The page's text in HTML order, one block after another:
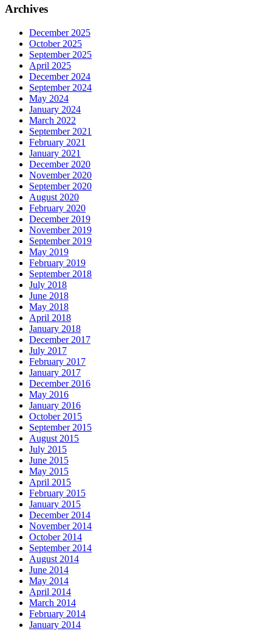
Archives
December 2025
October 2025
September 2025
April 2025
December 2024
September 2024
May 2024
January 2024
March 2022
September 2021
February 2021
January 2021
December 2020
November 2020
September 2020
August 2020
February 2020
December 2019
November 2019
September 2019
May 2019
February 2019
September 2018
July 2018
June 2018
May 2018
April 2018
January 2018
December 2017
July 2017
February 2017
January 2017
December 2016
May 2016
January 2016
October 2015
September 2015
August 2015
July 2015
June 2015
May 2015
April 2015
February 2015
January 2015
December 2014
November 2014
October 2014
September 2014
August 2014
June 2014
May 2014
April 2014
March 2014
February 2014
January 2014